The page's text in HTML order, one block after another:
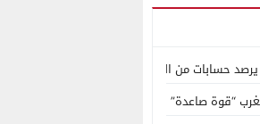
بـ”213+” ضمن حملة رقمية منظمة حرّضت على اقتحام سبتة
“قوة صاعدة” في سوق المعادن الاستراتيجية